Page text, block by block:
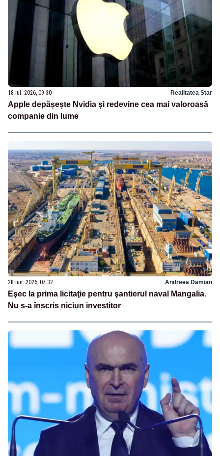
18 iul. 2026, 09:30 Realitatea Star
Apple depășește Nvidia și redevine cea mai valoroasă
companie din lume
28 iun. 2026, 07:32 Andreea Damian
Eşec la prima licitaţie pentru şantierul naval Mangalia.
Nu s-a înscris niciun investitor